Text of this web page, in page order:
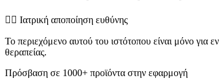
👨‍⚕️️ Ιατρική αποποίηση ευθύνης
Το περιεχόμενο αυτού του ιστότοπου είναι μόνο
θεραπείας.
Πρόσβαση σε 1000+ προϊόντα στην εφαρμογή